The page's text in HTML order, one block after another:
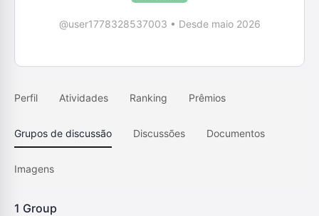
@user1778328537003 • Desde maio 2026
Perfil Atividades Ranking Prêmios
Grupos de discussão Discussões Documentos
Imagens
1 Group